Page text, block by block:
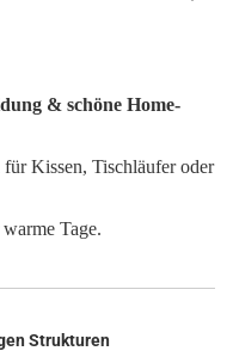
& schöne Home-
Kissen, Tischläufer oder
Tage.
Strukturen